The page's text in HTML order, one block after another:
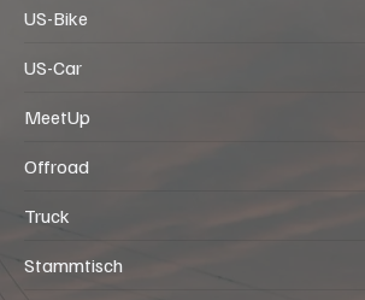
US-Bike
US-Car
MeetUp
Offroad
Truck
Stammtisch